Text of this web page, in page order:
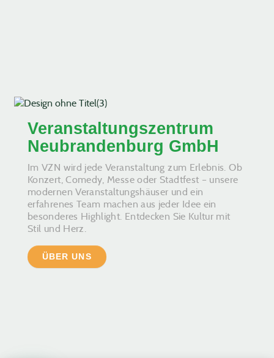
Veranstaltungszentrum
Neubrandenburg GmbH
Im VZN wird jede Veranstaltung zum Erlebnis. Ob
Konzert, Comedy, Messe oder Stadtfest – unsere
modernen Veranstaltungshäuser und ein
erfahrenes Team machen aus jeder Idee ein
besonderes Highlight. Entdecken Sie Kultur mit
Stil und Herz.
ÜBER UNS